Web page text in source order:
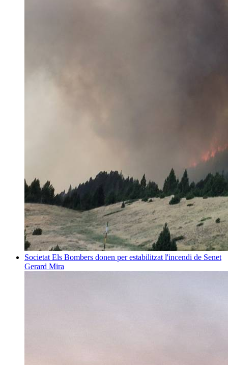
Societat Els Bombers donen per estabilitzat l'incendi de Senet
Gerard Mira